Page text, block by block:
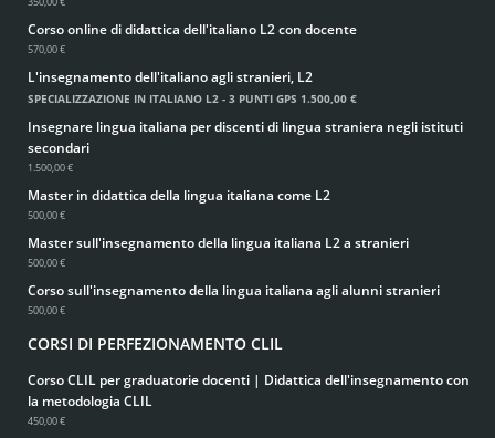
Corso online di didattica dell'italiano L2 con docente
570,00 €
L'insegnamento dell'italiano agli stranieri, L2
SPECIALIZZAZIONE IN ITALIANO L2 - 3 PUNTI GPS 1.500,00 €
Insegnare lingua italiana per discenti di lingua straniera negli istituti
secondari
1.500,00 €
Master in didattica della lingua italiana come L2
500,00 €
Master sull'insegnamento della lingua italiana L2 a stranieri
500,00 €
Corso sull'insegnamento della lingua italiana agli alunni stranieri
500,00 €
CORSI DI PERFEZIONAMENTO CLIL
Corso CLIL per graduatorie docenti | Didattica dell'insegnamento con
la metodologia CLIL
450,00 €